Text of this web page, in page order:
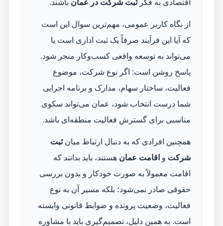
اقتصادی به فکرثبت شرکت در عمان باشند.
از نگاه کاربر عمومی، مهم‌ترین سوال این است
که آیا این فرآیند صرفاً یک ثبت اداری است یا
می‌تواند به توسعه واقعی کسب‌وکار منجر شود.
پاسخ روشن است: اگر نوع شرکت، موضوع
فعالیت، ساختار سهام، مدارک و برنامه اجرایی
شما درست انتخاب شود، عمان می‌تواند سکوی
مناسبی برای گسترش فعالیت منطقه‌ای باشد.
همچنین افرادی که به دنبال ارتباط میانثبت
شرکت و اقامت عمان هستند، باید بدانند که
اقامت معمولاً به صورت خودکار و بدون بررسی
حقوقی صادر نمی‌شود؛ بلکه مسیر آن به نوع
فعالیت، وضعیت پرونده و ضوابط قانونی وابسته
است. به همین دلیل، تصمیم‌گیری باید با مشاوره